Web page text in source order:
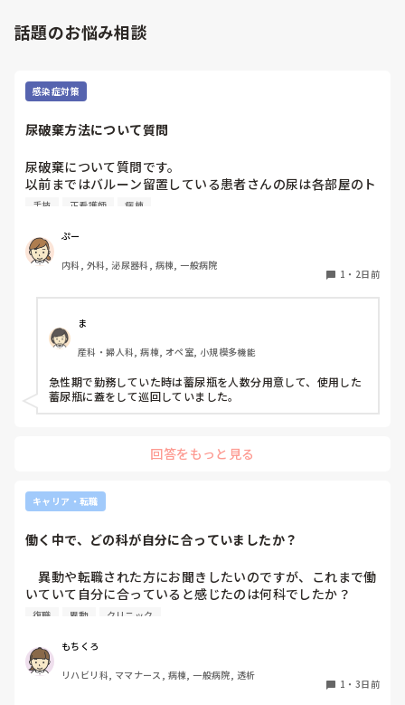
確実に受かるのに外部も受けるメリットなんてあるの？」と
望として考えています。ただ、人気で倍率が高く小論文の試
験もあって受かる確率が低いため、滑り止めとして内部も受
が受かってAも受かったらBに行きます。」と伝えました。
「受かったところを蹴って外部に行くなんて社会人としてど
うかと思うけど。」と言われましたが、1年生の頃からお伝
えしていますし意志を曲げるつもりは毛頭ありませんと伝え
お答え頂きました。
また、内部の試験は第1志望〜第3志望まで必ず書かなければ
なら尚更B病院は受けますって伝えた上で内部の試験をした
のですが、絶対に内部に行かせたいと思ったのか、学年で私
だけ推薦して確実にA病院に行ける事になりました。
でも、そんなこと頼んでいません。B病院を受けることは何
げてここまでやってあげてるのに外部受けるなんて有り得な
いしそれって人としてどうなの？」と言われました。八方塞
私の学校では担任→校長の許可が降りないと必要書類の申請
をすることができません。申請が通っても貰えるまで１ヶ月
かかります。
B病院の看護部長さんは、是非あなたに来て欲しいと言って
くださっていて私も行きたいと思っています。
私の人生のことだから私が決めたいです。推薦されようがさ
れまいがB病院を受けることは決めていました。なのに推薦
されたことで申請を通す気はないとはっきり言われました。
話題のお悩み相談
感染症対策
尿破棄方法について質問
尿破棄について質問です。
以前まではバルーン留置している患者さんの尿は各部屋のト
イレに破棄する形でしたが、感染予防上汚物処理室でのみ破
物処理室に持っていくという非効率な方法になってます。尿
破棄人数は10人近くになるので病室と汚物処理室を10往復
する形に。結果尿破棄に時間がかかってます。
ットしワゴン下段に乗せて破棄していき最後まとめて汚物処
理室で破棄してたのでその方法はダメなのか？と疑問抱いて
ます。もちろん汚物見えないようワゴンにカバーする等対策
して。
皆さんの病棟ではどのような方法取られてますか？
手技 正看護師 病棟
ぷー
内科, 外科, 泌尿器科, 病棟, 一般病院
1 ・ 2日前
ま
産科・婦人科, 病棟, オペ室, 小規模多機能
急性期で勤務していた時は蓄尿瓶を人数分用意して、使用した
蓄尿瓶に蓋をして巡回していました。
回答をもっと見る
キャリア・転職
働く中で、どの科が自分に合っていましたか？
異動や転職された方にお聞きしたいのですが、これまで働
いていて自分に合っていると感じたのは何科でしたか？
また、どんなところが合っていると感じましたか？
私はこれまで脳神経外科、リハビリ科、透析室と経験しまし
たが、どこもしっくり来なくて悩んでいます…。次回の転職
の参考にさせていただきたいです😭
復職 異動 クリニック
もちくろ
リハビリ科, ママナース, 病棟, 一般病院, 透析
1 ・ 3日前